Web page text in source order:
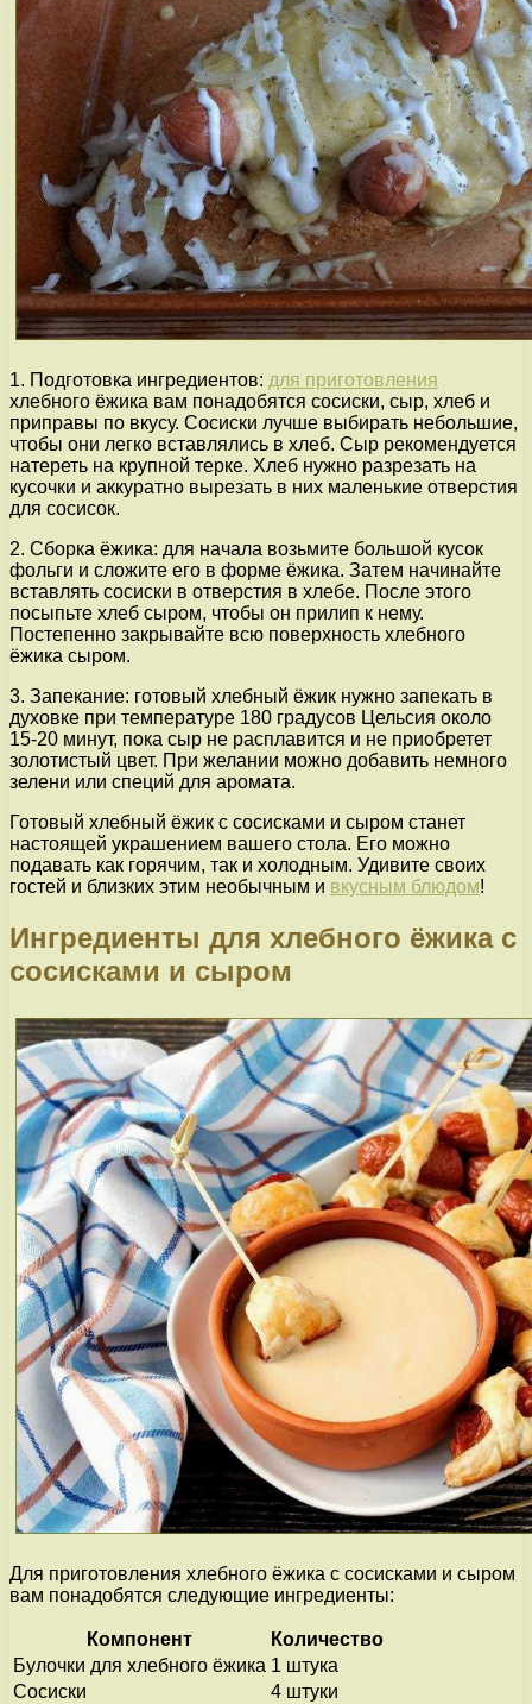
1. Подготовка ингредиентов: для приготовления
хлебного ёжика вам понадобятся сосиски, сыр, хлеб и
приправы по вкусу. Сосиски лучше выбирать небольшие,
чтобы они легко вставлялись в хлеб. Сыр рекомендуется
натереть на крупной терке. Хлеб нужно разрезать на
кусочки и аккуратно вырезать в них маленькие отверстия
для сосисок.
2. Сборка ёжика: для начала возьмите большой кусок
фольги и сложите его в форме ёжика. Затем начинайте
вставлять сосиски в отверстия в хлебе. После этого
посыпьте хлеб сыром, чтобы он прилип к нему.
Постепенно закрывайте всю поверхность хлебного
ёжика сыром.
3. Запекание: готовый хлебный ёжик нужно запекать в
духовке при температуре 180 градусов Цельсия около
15-20 минут, пока сыр не расплавится и не приобретет
золотистый цвет. При желании можно добавить немного
зелени или специй для аромата.
Готовый хлебный ёжик с сосисками и сыром станет
настоящей украшением вашего стола. Его можно
подавать как горячим, так и холодным. Удивите своих
гостей и близких этим необычным и вкусным блюдом!
Ингредиенты для хлебного ёжика с
сосисками и сыром
Для приготовления хлебного ёжика с сосисками и сыром
вам понадобятся следующие ингредиенты:
Компонент
Количество
Булочки для хлебного ёжика 1 штука
Сосиски
4 штуки